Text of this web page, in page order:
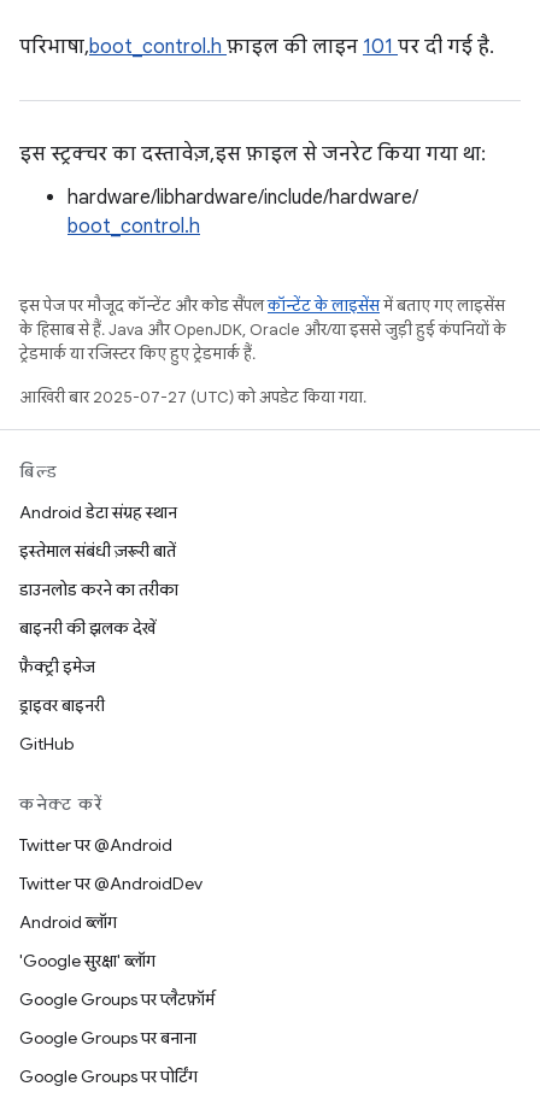
परिभाषा,boot_control.h फ़ाइल की लाइन 101 पर दी गई है.
इस स्ट्रक्चर का दस्तावेज़, इस फ़ाइल से जनरेट किया गया था:
hardware/libhardware/include/hardware/
boot_control.h
इस पेज पर मौजूद कॉन्टेंट और कोड सैंपलकॉन्टेंट के लाइसेंसमें बताए गए लाइसेंस
के हिसाब से हैं. Java और OpenJDK, Oracle और/या इससे जुड़ी हुई कंपनियों के
ट्रेडमार्क या रजिस्टर किए हुए ट्रेडमार्क हैं.
आखिरी बार 2025-07-27 (UTC) को अपडेट किया गया.
बिल्ड
Android डेटा संग्रह स्थान
इस्तेमाल संबंधी ज़रूरी बातें
डाउनलोड करने का तरीका
बाइनरी की झलक देखें
फ़ैक्ट्री इमेज
ड्राइवर बाइनरी
GitHub
कनेक्ट करें
Twitter पर @Android
Twitter पर @AndroidDev
Android ब्लॉग
'Google सुरक्षा' ब्लॉग
Google Groups पर प्लैटफ़ॉर्म
Google Groups पर बनाना
Google Groups पर पोर्टिंग